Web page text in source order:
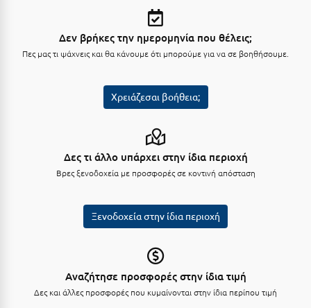
Λίμνη Πλαστήρα
Μαραθώνας Αττικής
Μαρώνεια
Δεν βρήκες την ημερομηνία που θέλεις;
Πες μας τι ψάχνεις και θα κάνουμε ότι μπορούμε για να σε βοηθήσουμε.
Χρειάζεσαι βοήθεια;
Δες τι άλλο υπάρχει στην ίδια περιοχή
Βρες ξενοδοχεία με προσφορές σε κοντινή απόσταση
Ξενοδοχεία στην ίδια περιοχή
Αναζήτησε προσφορές στην ίδια τιμή
Δες και άλλες προσφορές που κυμαίνονται στην ίδια περίπου τιμή